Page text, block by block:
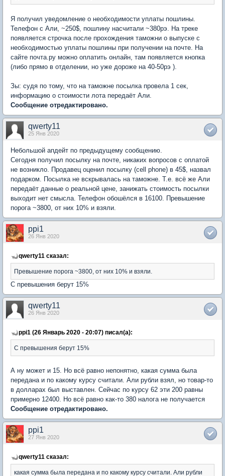
Я получил уведомление о необходимости уплаты пошлины.
Телефон с Али, ~250$, пошлину насчитали ~380рэ. На треке
появляется строчка после прохождения таможни о выпуске с
необходимостью уплаты пошлины при получении на почте. На
сайте почта.ру можно оплатить онлайн, там появляется кнопка
(либо прямо в отделении, но уже дороже на 40-50рэ ).
Зы: судя по тому, что на таможне посылка провела 1 сек,
информацию о стоимости лота передаёт Али.
Сообщение отредактировано.
qwerty11
25 Янв 2020
Небольшой апдейт по предыдущему сообщению.
Сегодня получил посылку на почте, никаких вопросов с оплатой
не возникло. Продавец оценил посылку (cell phone) в 45$, назвал
подарком. Посылка не вскрывалась на таможне. Т.е. всё же Али
передаёт данные о реальной цене, занижать стоимость посылки
выходит нет смысла. Телефон обошёлся в 16100. Превышение
порога ~3800, от них 10% и взяли.
ppi1
26 Янв 2020
qwerty11 сказал:
Превышение порога ~3800, от них 10% и взяли.
C превышения берут 15%
qwerty11
26 Янв 2020
ppi1 (26 Январь 2020 - 20:07) писал(а):
C превышения берут 15%
А ну может и 15. Но всё равно непонятно, какая сумма была
передана и по какому курсу считали. Али рубли взял, но товар-то
в долларах был выставлен. Сейчас по курсу 62 эти 200 равны
примерно 12400. Но всё равно как-то 380 налога не получается
Сообщение отредактировано.
ppi1
27 Янв 2020
qwerty11 сказал:
какая сумма была передана и по какому курсу считали. Али рубли